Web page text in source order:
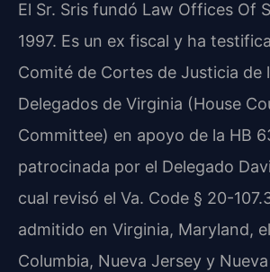
El Sr. Sris fundó Law Offices Of
1997. Es un ex fiscal y ha
Comité de Cortes de Justicia de
Delegados de Virginia (House
Committee) en apoyo de la HB
patrocinada por el Delegado
cual revisó el Va. Code § 20-
admitido en Virginia, Maryland,
Columbia, Nueva Jersey y